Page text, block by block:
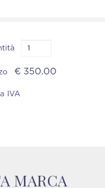
€ 350.00
IVA
MARCA